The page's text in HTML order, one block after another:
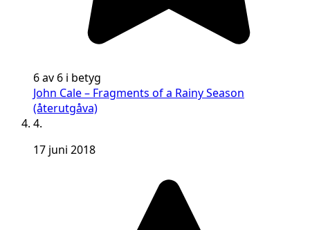
6 av 6 i betyg
John Cale – Fragments of a Rainy Season
(återutgåva)
4.
17 juni 2018